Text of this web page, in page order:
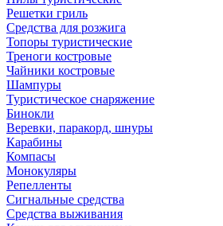
Решетки гриль
Средства для розжига
Топоры туристические
Треноги костровые
Чайники костровые
Шампуры
Туристическое снаряжение
Бинокли
Веревки, паракорд, шнуры
Карабины
Компасы
Монокуляры
Репелленты
Сигнальные средства
Средства выживания